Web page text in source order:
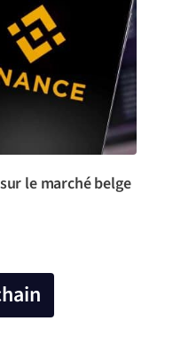
le marché belge